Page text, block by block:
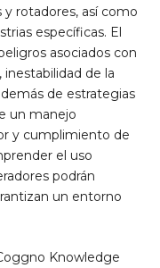
y rotadores, así como
específicas. El
asociados con
inestabilidad de la
de estrategias
un manejo
y cumplimiento de
el uso
podrán
un entorno
Knowledge